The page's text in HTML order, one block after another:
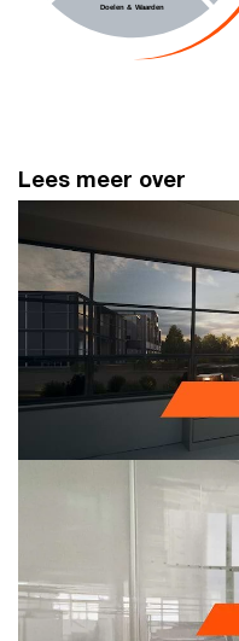
Lees meer over
Make it
Wij bundelen expertise
slimmer, sneller en